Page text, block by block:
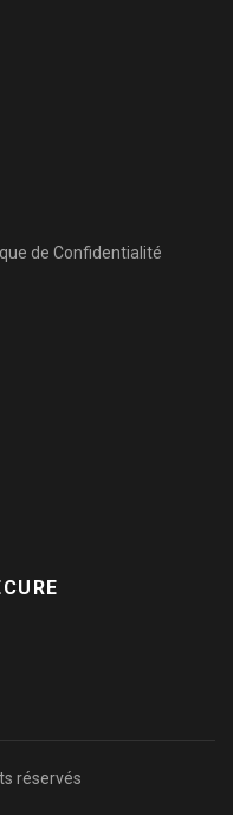
de Confidentialité
réservés